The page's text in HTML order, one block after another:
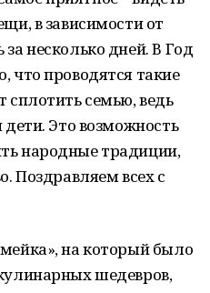
в зависимости от
несколько дней. В Год
что проводятся такие
сплотить семью, ведь
Это возможность
народные традиции,
Поздравляем всех с
на который было
шедевров,